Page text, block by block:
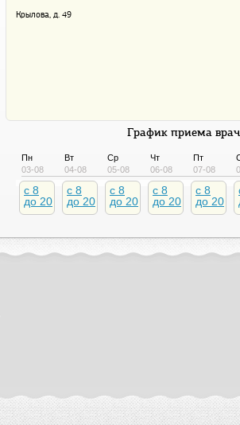
Крылова, д. 49
График приема
Пн
03-08
c 8
до 20
Вт
04-08
c 8
до 20
Ср
05-08
c 8
до 20
Чт
06-08
c 8
до 20
Пт
07-08
c 8
до 20